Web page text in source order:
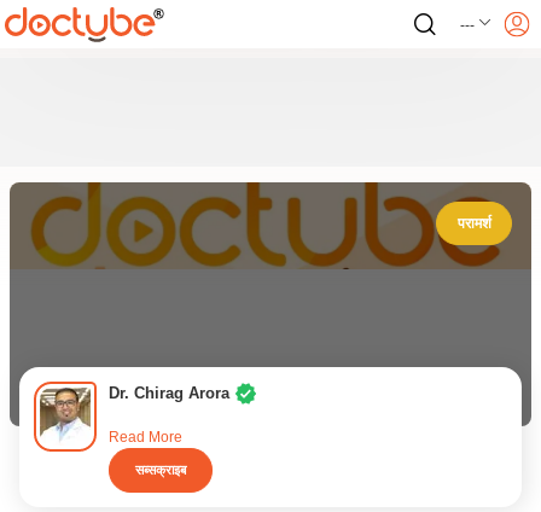
---
परामर्श
Dr. Chirag Arora
Read More
सब्सक्राइब